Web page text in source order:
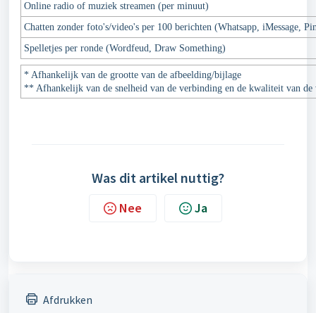
Online radio of muziek streamen (per minuut)
Chatten zonder foto's/video's per 100 berichten (Whatsapp, iMessage,
Spelletjes per ronde (Wordfeud, Draw Something)
* Afhankelijk van de grootte van de afbeelding/bijlage
** Afhankelijk van de snelheid van de verbinding en de kwaliteit van de
Was dit artikel nuttig?
Nee Ja
Afdrukken